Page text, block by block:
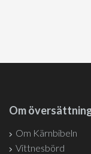
Om
Om Kärnbibeln
Vittnesbörd